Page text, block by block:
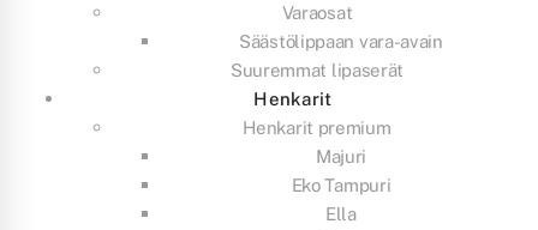
Varaosat
Säästölippaan vara-avain
Suuremmat lipaserät
Henkarit
Henkarit premium
Majuri
Eko Tampuri
Ella